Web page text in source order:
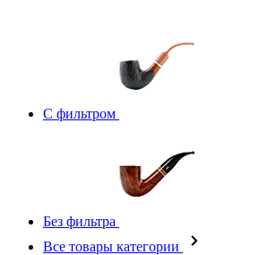
С фильтром
Без фильтра
Все товары категории